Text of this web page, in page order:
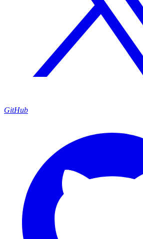
GitHub